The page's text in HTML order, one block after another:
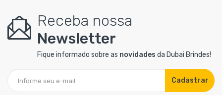
Receba nossa
Newsletter
Fique informado sobre as novidades da Dubai Brindes!
Cadastrar